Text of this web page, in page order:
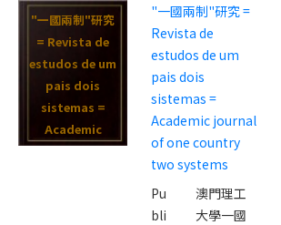
"一國兩制"研究
= Revista de
estudos de um
pais dois
sistemas =
Academic
journal of one
"一國兩制"研究 =
Revista de
estudos de um
pais dois
sistemas =
Academic journal
of one country
two systems
Pu
bli
澳門理工
大學一國